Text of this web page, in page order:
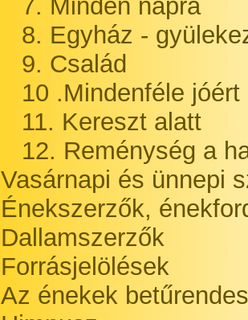
7. Minden napra
8. Egyház -
9. Család
10 .Mindenféle jóért
11. Kereszt alatt
12. Reménység a
Vasárnapi és ünnepi
Énekszerzők,
Dallamszerzők
Forrásjelölések
Az énekek